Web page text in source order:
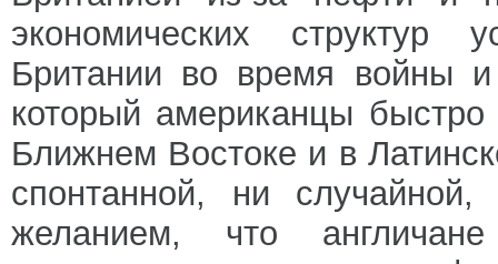
экономических структур
Британии во время войны
который американцы
Ближнем Востоке и в
спонтанной, ни
желанием, что